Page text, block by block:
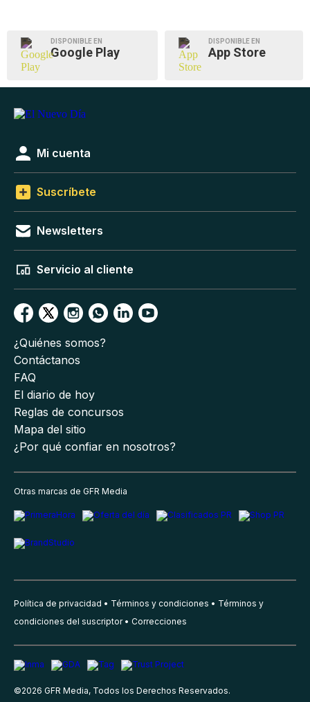
DISPONIBLE EN
Google Play
DISPONIBLE EN
App Store
Mi cuenta
Suscríbete
Newsletters
Servicio al cliente
¿Quiénes somos?
Contáctanos
FAQ
El diario de hoy
Reglas de concursos
Mapa del sitio
¿Por qué confiar en nosotros?
Otras marcas de GFR Media
Política de privacidad Términos y condiciones
Términos y
condiciones del suscriptor
Correcciones
©2026 GFR Media, Todos los Derechos Reservados.